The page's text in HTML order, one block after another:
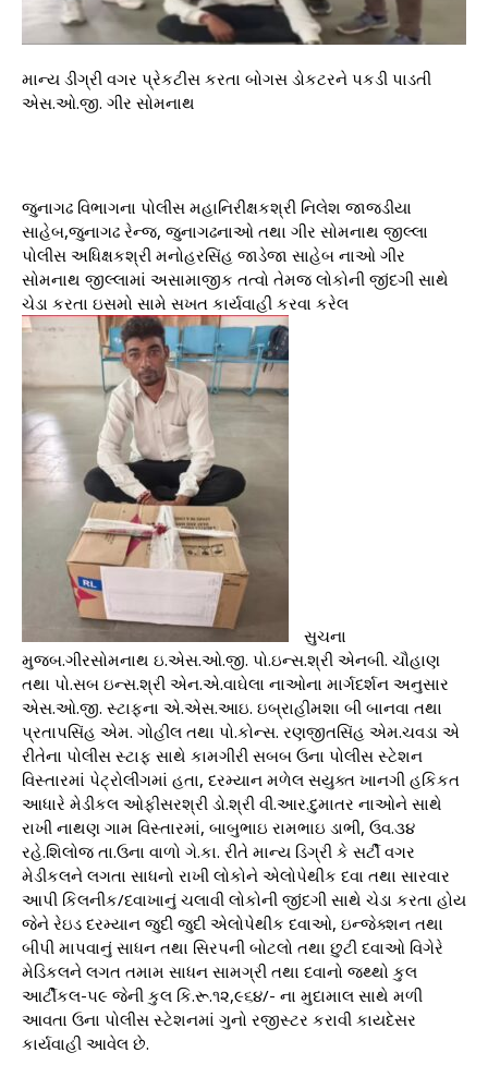
માન્ય ડીગ્રી વગર પ્રેકટીસ કરતા બોગસ ડોકટરને પકડી પાડતી
એસ.ઓ.જી. ગીર સોમનાથ
જુનાગઢ વિભાગના પોલીસ મહાનિરીક્ષકશ્રી નિલેશ જાજડીયા
સાહેબ,જુનાગઢ રેન્જ, જુનાગઢનાઓ તથા ગીર સોમનાથ જીલ્લા
પોલીસ અધિક્ષકશ્રી મનોહરસિંહ જાડેજા સાહેબ નાઓ ગીર
સોમનાથ જીલ્લામાં અસામાજીક તત્વો તેમજ લોકોની જીંદગી સાથે
ચેડા કરતા ઇસમો સામે સખત કાર્યવાહી કરવા કરેલ
સુચના
મુજબ.ગીરસોમનાથ ઇ.એસ.ઓ.જી. પો.ઇન્સ.શ્રી એનબી. ચૌહાણ
તથા પો.સબ ઇન્સ.શ્રી એન.એ.વાઘેલા નાઓના માર્ગદર્શન અનુસાર
એસ.ઓ.જી. સ્ટાફના એ.એસ.આઇ. ઇબ્રાહીમશા બી બાનવા તથા
પ્રતાપસિંહ એમ. ગોહીલ તથા પો.કોન્સ. રણજીતસિંહ એમ.ચવડા એ
રીતેના પોલીસ સ્ટાફ સાથે કામગીરી સબબ ઉના પોલીસ સ્ટેશન
વિસ્તારમાં પેટ્રોલીંગમાં હતા, દરમ્યાન મળેલ સયુક્ત ખાનગી હકિકત
આધારે મેડીકલ ઓફીસરશ્રી ડો.શ્રી વી.આર.દુમાતર નાઓને સાથે
રાખી નાથણ ગામ વિસ્તારમાં, બાબુભાઇ રામભાઇ ડાભી, ઉવ.૩૪
રહે.શિલોજ તા.ઉના વાળો ગે.કા. રીતે માન્ય ડિગ્રી કે સર્ટી વગર
મેડીકલને લગતા સાધનો રાખી લોકોને એલોપેથીક દવા તથા સારવાર
આપી કિલનીક/દવાખાનું ચલાવી લોકોની જીંદગી સાથે ચેડા કરતા હોય
જેને રેઇડ દરમ્યાન જુદી જુદી એલોપેથીક દવાઓ, ઇન્જેક્શન તથા
બીપી માપવાનું સાધન તથા સિરપની બોટલો તથા છુટી દવાઓ વિગેરે
મેડિકલને લગત તમામ સાધન સામગ્રી તથા દવાનો જથ્થો કુલ
આર્ટીકલ-૫૯ જેની કુલ કિ.રૂ.૧૨,૯૬૪/- ના મુદામાલ સાથે મળી
આવતા ઉના પોલીસ સ્ટેશનમાં ગુનો રજીસ્ટર કરાવી કાયદેસર
કાર્યવાહી આવેલ છે.